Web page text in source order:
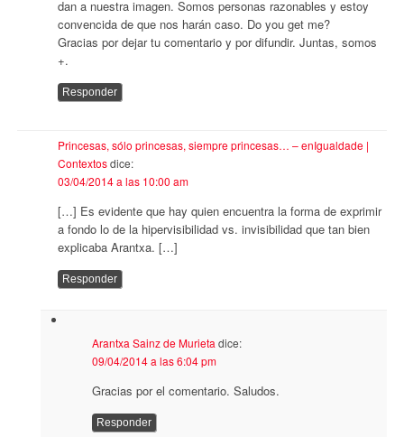
dan a nuestra imagen. Somos personas razonables y estoy
convencida de que nos harán caso. Do you get me?
Gracias por dejar tu comentario y por difundir. Juntas, somos
+.
Responder
Princesas, sólo princesas, siempre princesas… – enIgualdade |
Contextosdice:
03/04/2014 a las 10:00 am
[…] Es evidente que hay quien encuentra la forma de exprimir
a fondo lo de la hipervisibilidad vs. invisibilidad que tan bien
explicaba Arantxa. […]
Responder
Arantxa Sainz de Murieta dice:
09/04/2014 a las 6:04 pm
Gracias por el comentario. Saludos.
Responder